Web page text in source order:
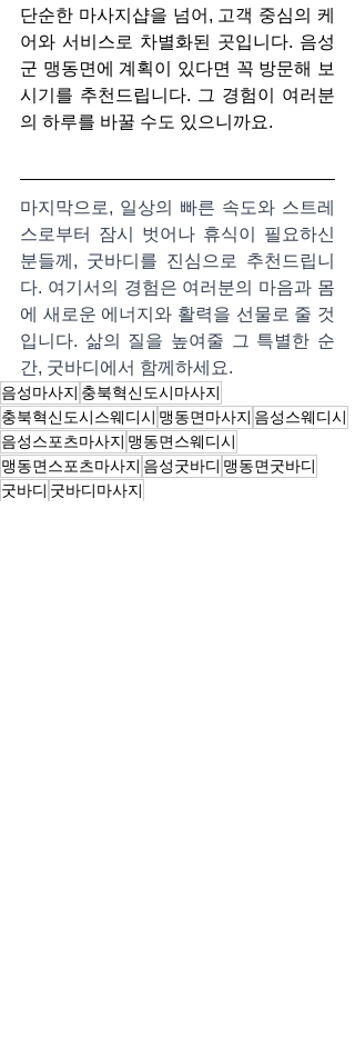
단순한 마사지샵을 넘어, 고객 중심의 케
어와 서비스로 차별화된 곳입니다. 음성
군 맹동면에 계획이 있다면 꼭 방문해 보
시기를 추천드립니다. 그 경험이 여러분
의 하루를 바꿀 수도 있으니까요.
마지막으로, 일상의 빠른 속도와 스트레
스로부터 잠시 벗어나 휴식이 필요하신
분들께, 굿바디를 진심으로 추천드립니
다. 여기서의 경험은 여러분의 마음과 몸
에 새로운 에너지와 활력을 선물로 줄 것
입니다. 삶의 질을 높여줄 그 특별한 순
간, 굿바디에서 함께하세요.
음성마사지 충북혁신도시마사지
충북혁신도시스웨디시 맹동면마사지 음성스웨디시
음성스포츠마사지 맹동면스웨디시
맹동면스포츠마사지 음성굿바디 맹동면굿바디
굿바디 굿바디마사지